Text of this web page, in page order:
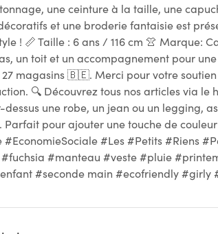
une ceinture à la taille, une
et une broderie fantaisie est
! 📏 Taille : 6 ans / 116 cm 👚 Marque:
un toit et un accompagnement pour
magasins 🇧🇪. Merci pour votre
🔍 Découvrez tous nos articles via le
une robe, un jean ou un legging,
pour ajouter une touche de
#Les #Petits #Riens
#manteau #veste #pluie
#seconde main #ecofriendly #girly